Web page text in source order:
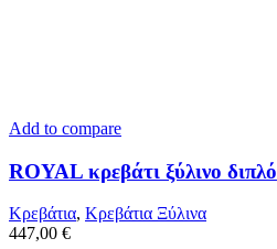
Add to compare
ROYAL κρεβάτι ξύλινο διπλό
Κρεβάτια, Κρεβάτια Ξύλινα
447,00 €